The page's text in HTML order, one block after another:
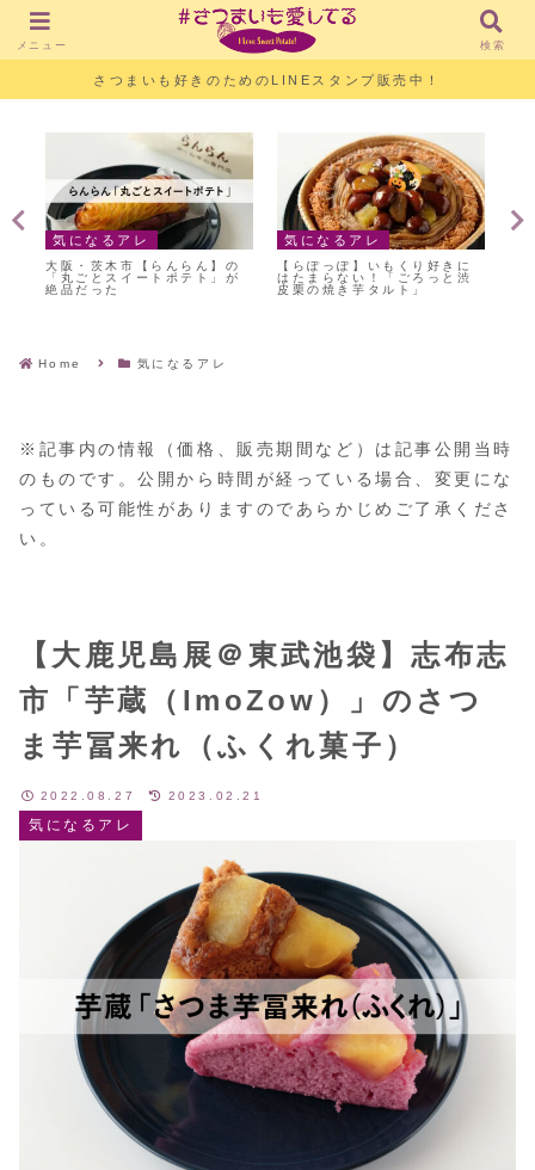
さつまいも好きのためのLINEスタンプ販売中！
気になるアレ
大阪・茨木市【らんらん】の
「丸ごとスイートポテト」が
絶品だった
気になるアレ
【らぽっぽ】いもくり好きに
はたまらない！「ごろっと渋
皮栗の焼き芋タルト」
Home 気になるアレ
【大鹿児島展＠東武池袋】志布志
市「芋蔵（ImoZow）」のさつ
ま芋冨来れ（ふくれ菓子）
気になるアレ
2022.08.27 2023.02.21
※記事内の情報（価格、販売期間など）は記事公開当時
のものです。公開から時間が経っている場合、変更にな
っている可能性がありますのであらかじめご了承くださ
い。
メニュー 検索